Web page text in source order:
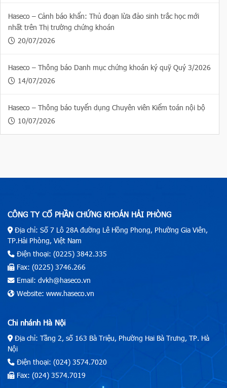
Haseco – Cảnh báo khẩn: Thủ đoạn lừa đảo sinh trắc học mới
nhất trên Thị trường chứng khoán
20/07/2026
Haseco – Thông báo Danh mục chứng khoán ký quỹ Quý 3/2026
14/07/2026
Haseco – Thông báo tuyển dụng Chuyên viên Kiểm toán nội bộ
10/07/2026
CÔNG TY CỔ PHẦN CHỨNG KHOÁN HẢI PHÒNG
Địa chỉ: Số 7 Lô 28A đường Lê Hồng Phong, Phường Gia Viên,
TP.Hải Phòng, Việt Nam
Điện thoại: (0225) 3842.335
Fax: (0225) 3746.266
Email: dvkh@haseco.vn
Website: www.haseco.vn
Chi nhánh Hà Nội
Địa chỉ: Tầng 2, số 163 Bà Triệu, Phường Hai Bà Trưng, TP. Hà
Nội
Điện thoại: (024) 3574.7020
Fax: (024) 3574.7019